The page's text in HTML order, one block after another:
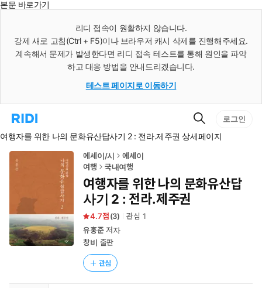
본문 바로가기
리디 접속이 원활하지 않습니다.
강제 새로 고침(Ctrl + F5)이나 브라우저 캐시 삭제를 진행해주세요.
계속해서 문제가 발생한다면 리디 접속 테스트를 통해 원인을 파악
하고 대응 방법을 안내드리겠습니다.
테스트 페이지로 이동하기
리
홈
로
이
동
검
색
로그인
여행자를 위한 나의 문화유산답사기 2 : 전라.제주권 상세페이지
에세이/시
에세이
여행
국내여행
여행자를 위한 나의 문화유산답
사기 2 : 전라.제주권
4.7 (3) 관심 1
유홍준저자
창비 출판
관심